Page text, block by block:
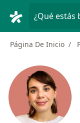
¿Qué estás
Página De Inicio